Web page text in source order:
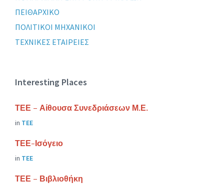
ΠΕΙΘΑΡΧΙΚΟ
ΠΟΛΙΤΙΚΟΙ ΜΗΧΑΝΙΚΟΙ
ΤΕΧΝΙΚΕΣ ΕΤΑΙΡΕΙΕΣ
Interesting Places
ΤΕΕ – Αίθουσα Συνεδριάσεων Μ.Ε.
in ΤΕΕ
ΤΕΕ-Ισόγειο
in ΤΕΕ
ΤΕΕ – Βιβλιοθήκη